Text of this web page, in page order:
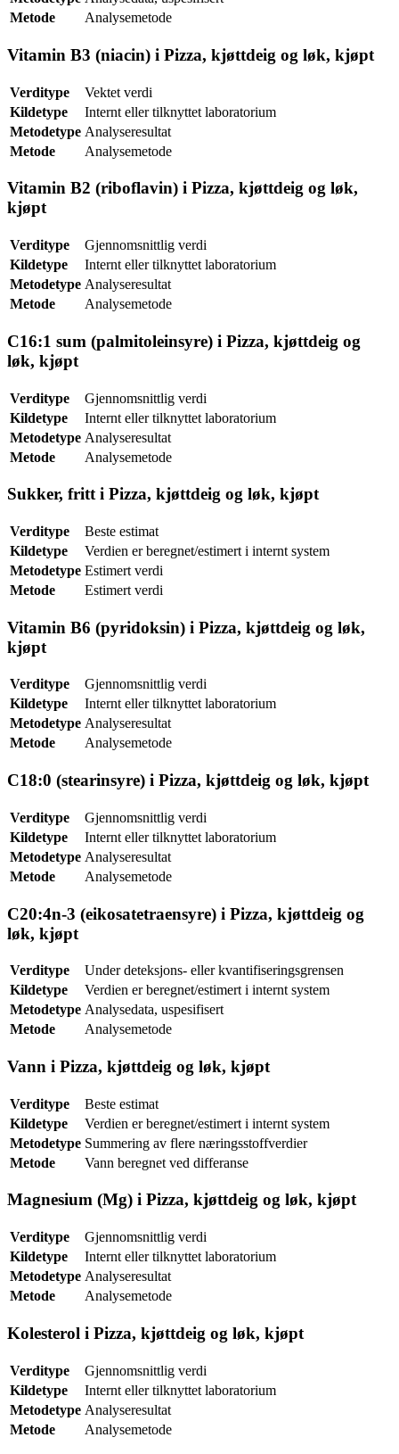
Metode
Analysemetode
Vitamin B3 (niacin) i Pizza, kjøttdeig og løk, kjøpt
Verditype
Vektet verdi
Kildetype
Internt eller tilknyttet laboratorium
Metodetype Analyseresultat
Metode
Analysemetode
Vitamin B2 (riboflavin) i Pizza, kjøttdeig og løk,
kjøpt
Verditype
Gjennomsnittlig verdi
Kildetype
Internt eller tilknyttet laboratorium
Metodetype Analyseresultat
Metode
Analysemetode
C16:1 sum (palmitoleinsyre) i Pizza, kjøttdeig og
løk, kjøpt
Verditype
Gjennomsnittlig verdi
Kildetype
Internt eller tilknyttet laboratorium
Metodetype Analyseresultat
Metode
Analysemetode
Sukker, fritt i Pizza, kjøttdeig og løk, kjøpt
Verditype
Beste estimat
Kildetype
Verdien er beregnet/estimert i internt system
Metodetype Estimert verdi
Metode
Estimert verdi
Vitamin B6 (pyridoksin) i Pizza, kjøttdeig og løk,
kjøpt
Verditype
Gjennomsnittlig verdi
Kildetype
Internt eller tilknyttet laboratorium
Metodetype Analyseresultat
Metode
Analysemetode
C18:0 (stearinsyre) i Pizza, kjøttdeig og løk, kjøpt
Verditype
Gjennomsnittlig verdi
Kildetype
Internt eller tilknyttet laboratorium
Metodetype Analyseresultat
Metode
Analysemetode
C20:4n-3 (eikosatetraensyre) i Pizza, kjøttdeig og
løk, kjøpt
Verditype
Under deteksjons- eller kvantifiseringsgrensen
Kildetype
Verdien er beregnet/estimert i internt system
Metodetype Analysedata, uspesifisert
Metode
Analysemetode
Vann i Pizza, kjøttdeig og løk, kjøpt
Verditype
Beste estimat
Kildetype
Verdien er beregnet/estimert i internt system
Metodetype Summering av flere næringsstoffverdier
Metode
Vann beregnet ved differanse
Magnesium (Mg) i Pizza, kjøttdeig og løk, kjøpt
Verditype
Gjennomsnittlig verdi
Kildetype
Internt eller tilknyttet laboratorium
Metodetype Analyseresultat
Metode
Analysemetode
Kolesterol i Pizza, kjøttdeig og løk, kjøpt
Verditype
Gjennomsnittlig verdi
Kildetype
Internt eller tilknyttet laboratorium
Metodetype Analyseresultat
Metode
Analysemetode